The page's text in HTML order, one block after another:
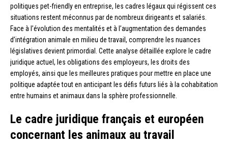
politiques pet-friendly en entreprise, les cadres légaux qui régissent ces
situations restent méconnus par de nombreux dirigeants et salariés.
Face à l’évolution des mentalités et à l’augmentation des demandes
d’intégration animale en milieu de travail, comprendre les nuances
législatives devient primordial. Cette analyse détaillée explore le cadre
juridique actuel, les obligations des employeurs, les droits des
employés, ainsi que les meilleures pratiques pour mettre en place une
politique adaptée tout en anticipant les défis futurs liés à la cohabitation
entre humains et animaux dans la sphère professionnelle.
Le cadre juridique français et européen
concernant les animaux au travail